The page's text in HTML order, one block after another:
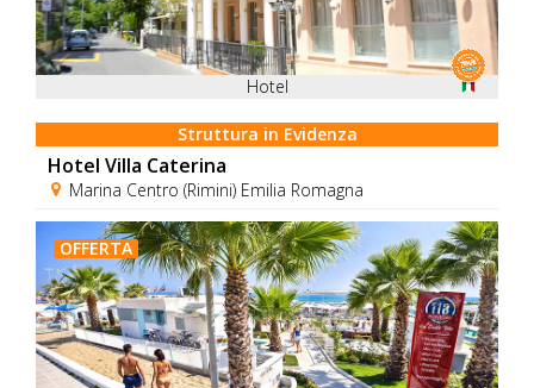
Hotel
Struttura in Evidenza
Hotel Villa Caterina
Marina Centro (Rimini) Emilia Romagna
OFFERTA